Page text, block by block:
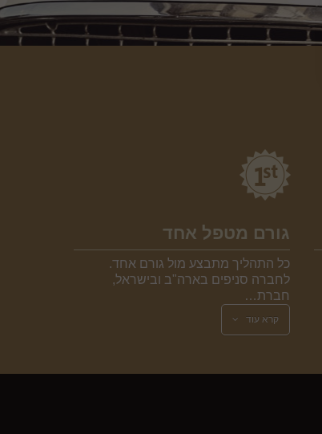
גורם מטפל אחד
כל התהליך מתבצע מול גורם אחד.
לחברה סניפים בארה"ב ובישראל,
חברת…
קרא עוד